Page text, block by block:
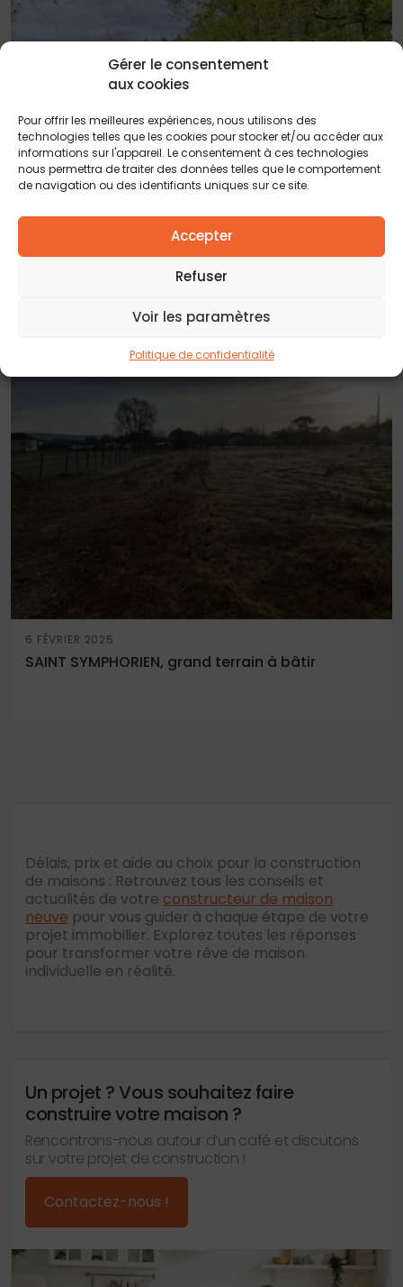
Gérer le consentement
aux cookies
Pour offrir les meilleures expériences, nous utilisons des
technologies telles que les cookies pour stocker et/ou accéder aux
informations sur l'appareil. Le consentement à ces technologies
nous permettra de traiter des données telles que le comportement
de navigation ou des identifiants uniques sur ce site.
Accepter
Refuser
Voir les paramètres
Politique de confidentialité
SAINT SYMPHORIEN, terrain à bâtir DE 500 M²
6 FÉVRIER 2025
SAINT SYMPHORIEN, grand terrain à bâtir
Délais, prix et aide au choix pour la construction
de maisons : Retrouvez tous les conseils et
actualités de votre constructeur de maison
neuve pour vous guider à chaque étape de votre
projet immobilier. Explorez toutes les réponses
pour transformer votre rêve de maison
individuelle en réalité.
Un projet ? Vous souhaitez faire
construire votre maison ?
Rencontrons-nous autour d’un café et discutons
sur votre projet de construction !
Contactez-nous !